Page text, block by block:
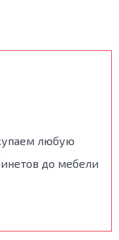
любую
до мебели